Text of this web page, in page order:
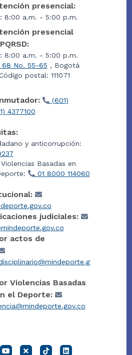
presencial:
8:00 a.m. - 5:00 p.m.
presencial
8:00 a.m. - 5:00 p.m.
68 No. 55-65 , Bogotá
postal: 111071
(601)
4377100
y anticorrupción:
Basadas en
01 8000 114060
judiciales:
actos de
Violencias Basadas
el Deporte: